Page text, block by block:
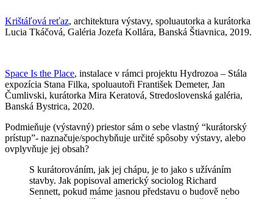
Krištáľová reťaz, architektura výstavy, spoluautorka a kurátorka
Lucia Tkáčová, Galéria Jozefa Kollára, Banská Štiavnica, 2019.
Space Is the Place, instalace v rámci projektu Hydrozoa – Stála
expozícia Stana Filka, spoluautoři František Demeter, Jan
Čumlivski, kurátorka Mira Keratová, Stredoslovenská galéria,
Banská Bystrica, 2020.
Podmieňuje (výstavný) priestor sám o sebe vlastný “kurátorský
prístup”- naznačuje/spochybňuje určité spôsoby výstavy, alebo
ovplyvňuje jej obsah?
S kurátorováním, jak jej chápu, je to jako s užíváním
stavby. Jak popisoval americký sociolog Richard
Sennett, pokud máme jasnou představu o budově nebo